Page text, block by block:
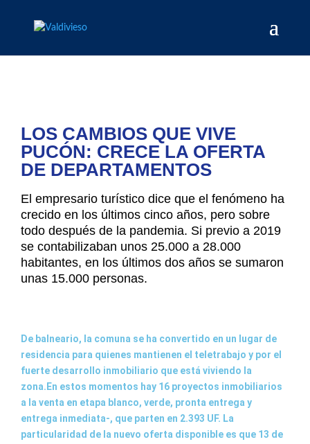
LOS CAMBIOS QUE VIVE
PUCÓN: CRECE LA OFERTA
DE DEPARTAMENTOS
El empresario turístico dice que el fenómeno ha
crecido en los últimos cinco años, pero sobre
todo después de la pandemia. Si previo a 2019
se contabilizaban unos 25.000 a 28.000
habitantes, en los últimos dos años se sumaron
unas 15.000 personas.
De balneario, la comuna se ha convertido en un lugar de
residencia para quienes mantienen el teletrabajo y por el
fuerte desarrollo inmobiliario que está viviendo la
zona.En estos momentos hay 16 proyectos inmobiliarios
a la venta en etapa blanco, verde, pronta entrega y
entrega inmediata-, que parten en 2.393 UF. La
particularidad de la nuevo oferta disponible es que 13 de